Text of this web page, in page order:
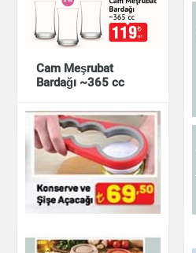
Chef's Professional
Wok Tava
Mutfak Ürünleri
Cam Meşrubat
Bardağı ~365 cc
Mutfak Ürünleri
Açacağı